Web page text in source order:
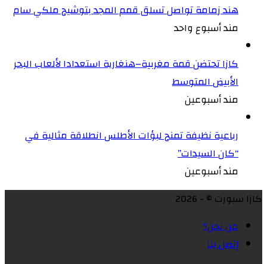
هند زمامة تواصل تسلق قمم المجد بتوشيح ملكي سام
مند أسبوع واحد
كازا تحتضن قمة مغربية–هنغارية استعدادا لألعاب البحر
الأبيض المتوسط
مند أسبوعين
رباعية نظيفة تمنح لبؤات الأطلس انطلاقة مثالية في
“كان السيدات”
مند أسبوعين
كازا سبورت © - 2026
من نحن؟
إتصل بنا